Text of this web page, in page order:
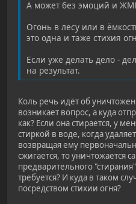
А может без эмоций и
Огонь в лесу или в
это одна и таже стихия
Если уже делать дело -
на результат.
Коль речь идёт об
возникает вопрос, а куда
как? Если она стирается, у
стиркой в воде, когда
возвращая ему
сжигается, то уничтожается
предварительного
требуется? И куда в таком
посредством стихии огня?